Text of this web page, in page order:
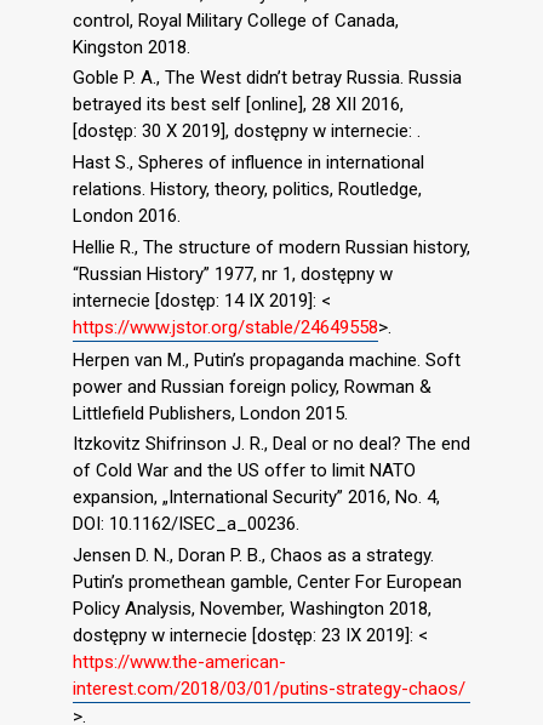
control, Royal Military College of Canada,
Kingston 2018.
Goble P. A., The West didn’t betray Russia. Russia
betrayed its best self [online], 28 XII 2016,
[dostęp: 30 X 2019], dostępny w internecie: .
Hast S., Spheres of influence in international
relations. History, theory, politics, Routledge,
London 2016.
Hellie R., The structure of modern Russian history,
“Russian History” 1977, nr 1, dostępny w
internecie [dostęp: 14 IX 2019]: <
https://www.jstor.org/stable/24649558>.
Herpen van M., Putin’s propaganda machine. Soft
power and Russian foreign policy, Rowman &
Littlefield Publishers, London 2015.
Itzkovitz Shifrinson J. R., Deal or no deal? The end
of Cold War and the US offer to limit NATO
expansion, „International Security” 2016, No. 4,
DOI: 10.1162/ISEC_a_00236.
Jensen D. N., Doran P. B., Chaos as a strategy.
Putin’s promethean gamble, Center For European
Policy Analysis, November, Washington 2018,
dostępny w internecie [dostęp: 23 IX 2019]: <
https://www.the-american-
interest.com/2018/03/01/putins-strategy-chaos/
>.